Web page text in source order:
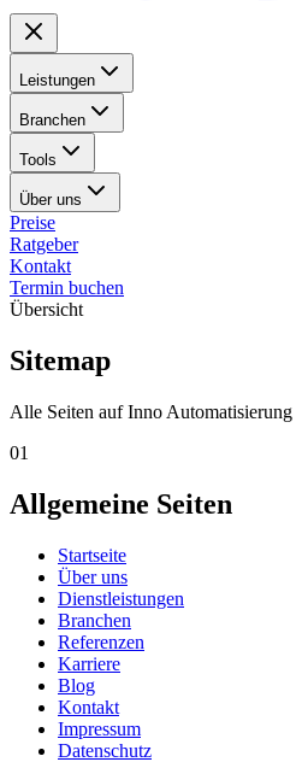
Leistungen
Branchen
Tools
Über uns
Preise
Ratgeber
Kontakt
Termin buchen
Übersicht
Sitemap
Alle Seiten aufInno Automatisierung
01
Allgemeine Seiten
Startseite
Über uns
Dienstleistungen
Branchen
Referenzen
Karriere
Blog
Kontakt
Impressum
Datenschutz